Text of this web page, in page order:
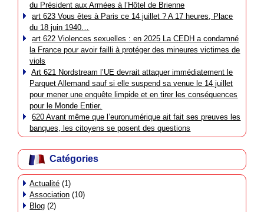
du Président aux Armées à l’Hôtel de Brienne
art 623 Vous êtes à Paris ce 14 juillet ? A 17 heures, Place
du 18 juin 1940…
art 622 Violences sexuelles : en 2025 La CEDH a condamné
la France pour avoir failli à protéger des mineures victimes de
viols
Art 621 Nordstream l’UE devrait attaquer immédiatement le
Parquet Allemand sauf si elle suspend sa venue le 14 juillet
pour mener une enquête limpide et en tirer les conséquences
pour le Monde Entier.
620 Avant même que l’euronumérique ait fait ses preuves les
banques, les citoyens se posent des questions
Catégories
Actualité (1)
Association (10)
Blog (2)